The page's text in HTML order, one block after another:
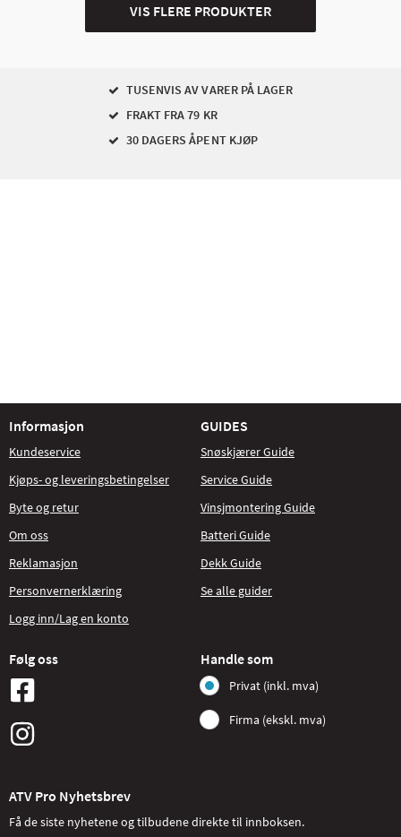
VIS FLERE PRODUKTER
TUSENVIS AV VARER PÅ LAGER
FRAKT FRA 79 KR
30 DAGERS ÅPENT KJØP
Informasjon
Kundeservice
Kjøps- og leveringsbetingelser
Byte og retur
Om oss
Reklamasjon
Personvernerklæring
Logg inn/Lag en konto
GUIDES
Snøskjærer Guide
Service Guide
Vinsjmontering Guide
Batteri Guide
Dekk Guide
Se alle guider
Følg oss Handle som
Privat (inkl. mva)
Firma (ekskl. mva)
ATV Pro Nyhetsbrev
Få de siste nyhetene og tilbudene direkte til innboksen.